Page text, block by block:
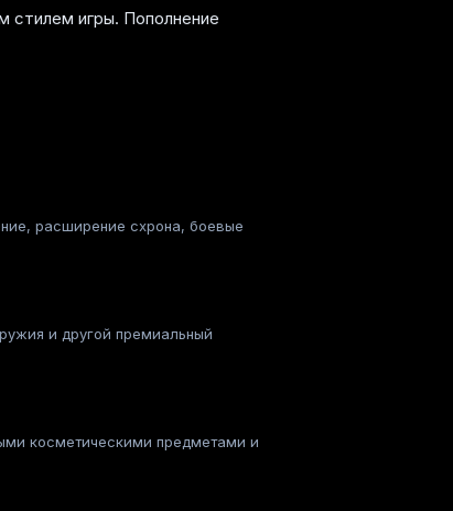
стилем игры. Пополнение
расширение схрона, боевые
и другой премиальный
косметическими предметами и